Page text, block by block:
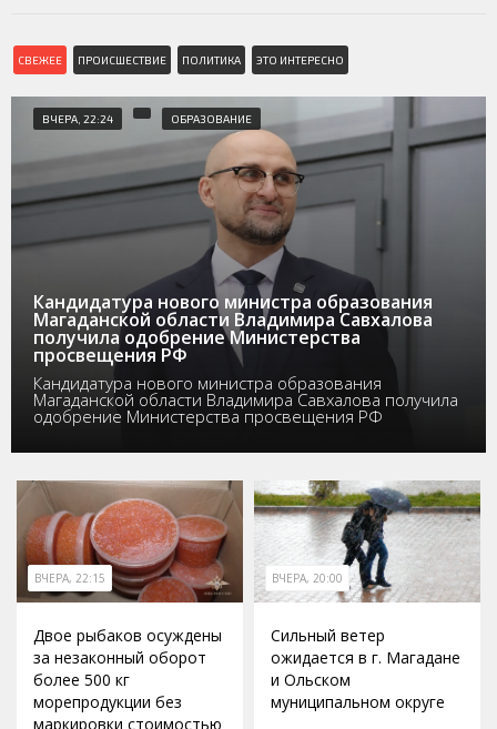
СВЕЖЕЕ ПРОИСШЕСТВИЕ ПОЛИТИКА ЭТО ИНТЕРЕСНО
ВЧЕРА, 22:24 ОБРАЗОВАНИЕ
Кандидатура нового министра образования
Магаданской области Владимира Савхалова
получила одобрение Министерства
просвещения РФ
Кандидатура нового министра образования
Магаданской области Владимира Савхалова получила
одобрение Министерства просвещения РФ
ВЧЕРА, 22:15
Двое рыбаков осуждены
за незаконный оборот
более 500 кг
морепродукции без
маркировки стоимостью
ВЧЕРА, 20:00
Сильный ветер
ожидается в г. Магадане
и Ольском
муниципальном округе